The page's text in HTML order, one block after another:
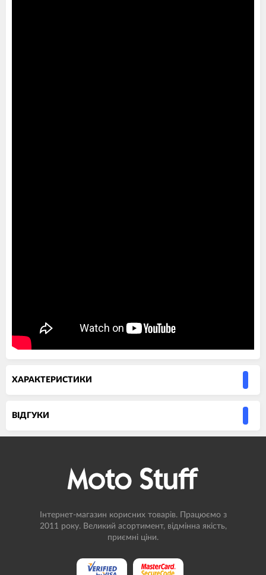
ХАРАКТЕРИСТИКИ
ВIДГУКИ
Інтернет-магазин корисних товарів. Працюємо з
2011 року. Великий асортимент, відмінна якість,
приємні ціни.